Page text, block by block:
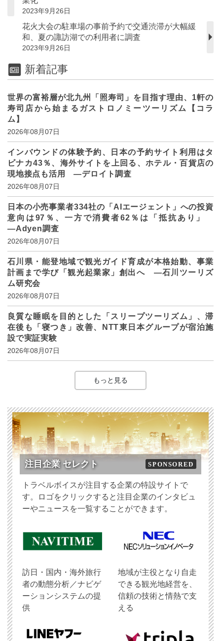
2023年9月26日
花火大会の駐車場の事前予約で交通渋滞が大幅緩
和、夏の諏訪湖での利用者に調査
2023年9月26日
新着記事
世界の富裕層が北九州「照寿司」を目指す理由、1軒の
寿司店から始まるガストロノミーツーリズム【コラ
ム】
2026年08月07日
インバウンドの体験予約、日本の予約サイト利用はタ
ビナカ43％、海外サイトを上回る、ホテル・百貨店の
現地接点も活用 ―デロイト調査
2026年08月07日
日本の小売事業者334社の「AIエージェント」への投資
意向は97％、一方で消費者62％は「抵抗あり」
―Adyen調査
2026年08月07日
石川県・能登地域で観光ガイド育成が本格始動、事業
計画まで学び「観光起業家」創出へ ―石川ツーリズ
ム研究会
2026年08月07日
良質な睡眠を目的とした「スリープツーリズム」、滞
在後も「寝つき」改善、NTT東日本グループが宿泊施
設で実証実験
2026年08月07日
もっと見る
注目企業 セレクト SPONSORED
トラベルボイスが注目する企業の特設サイトで
す。ロゴをクリックすると注目企業のインタビュ
ーやニュースを一覧することができます。
訪日・国内・海外旅行
者の動態分析／ナビゲ
ーションシステムの提
供
地域が主役となり自走
できる観光地経営を、
信頼の技術と情熱で支
える